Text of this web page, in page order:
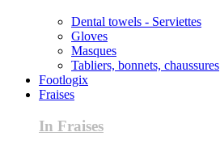
Dental towels - Serviettes
Gloves
Masques
Tabliers, bonnets, chaussures
Footlogix
Fraises
In Fraises